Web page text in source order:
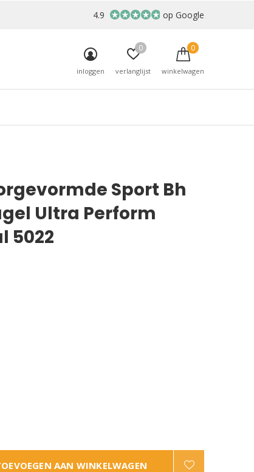
inloggen verlanglijst
0
winkelwagen
0
4.9 op Google
Sport Bh
Ultra Perform
5022
AAN WINKELWAGEN